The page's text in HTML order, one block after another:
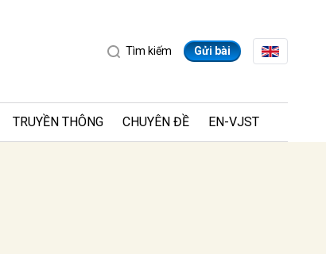
Tìm kiếm Gửi bài
TRUYỀN THÔNG CHUYÊN ĐỀ EN-VJST